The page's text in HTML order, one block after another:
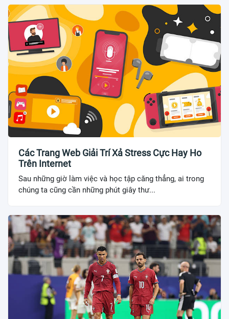
Các Trang Web Giải Trí Xả Stress Cực Hay Ho
Trên Internet
Sau những giờ làm việc và học tập căng thẳng, ai trong
chúng ta cũng cần những phút giây thư...